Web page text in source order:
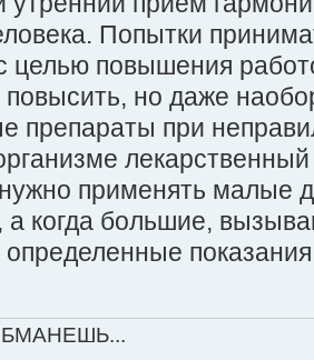
Попытки
целью повышения
повысить, но даже
препараты при
нужно применять
а когда большие,